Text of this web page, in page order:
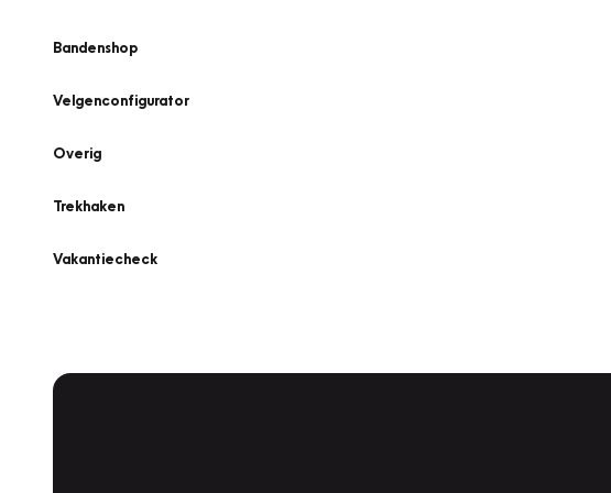
Bandenshop
Velgenconfigurator
Overig
Trekhaken
Vakantiecheck